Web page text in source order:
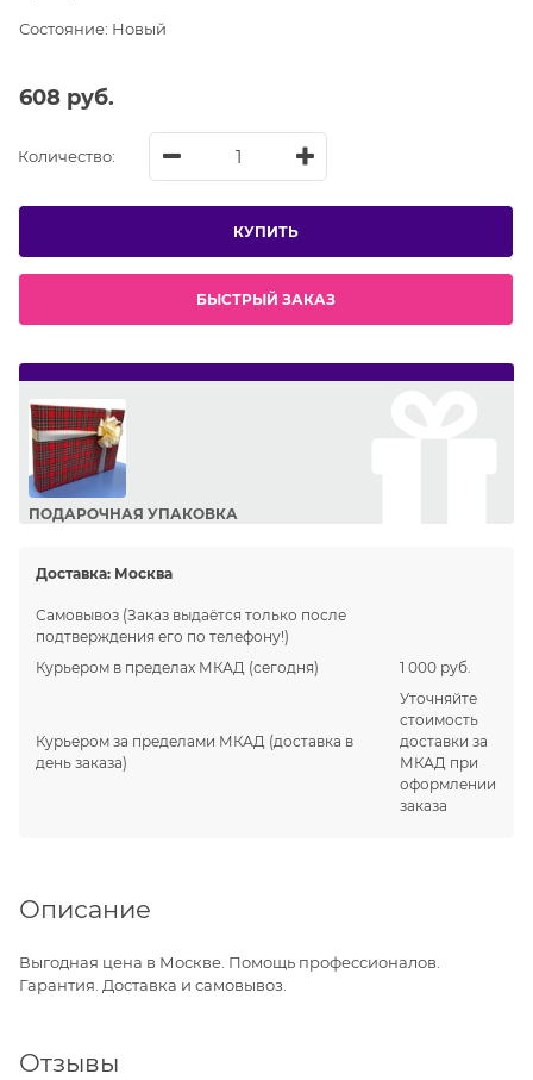
Состояние: Новый
608 руб.
Количество:
КУПИТЬ
БЫСТРЫЙ ЗАКАЗ
ПОДАРОЧНАЯ УПАКОВКА
Доставка: Москва
Самовывоз (Заказ выдаётся только после
подтверждения его по телефону!)
Курьером в пределах МКАД (сегодня) 1 000 руб.
Курьером за пределами МКАД (доставка в
день заказа)
Уточняйте
стоимость
доставки за
МКАД при
оформлении
заказа
Описание
Выгодная цена в Москве. Помощь профессионалов.
Гарантия. Доставка и самовывоз.
Отзывы